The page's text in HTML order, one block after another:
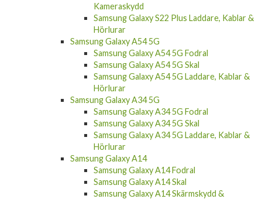
Kameraskydd
Samsung Galaxy S22 Plus Laddare, Kablar &
Hörlurar
Samsung Galaxy A54 5G
Samsung Galaxy A54 5G Fodral
Samsung Galaxy A54 5G Skal
Samsung Galaxy A54 5G Laddare, Kablar &
Hörlurar
Samsung Galaxy A34 5G
Samsung Galaxy A34 5G Fodral
Samsung Galaxy A34 5G Skal
Samsung Galaxy A34 5G Laddare, Kablar &
Hörlurar
Samsung Galaxy A14
Samsung Galaxy A14 Fodral
Samsung Galaxy A14 Skal
Samsung Galaxy A14 Skärmskydd &